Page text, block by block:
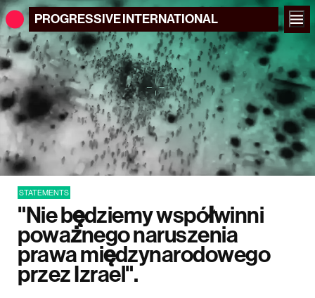
PROGRESSIVEINTERNATIONAL
STATEMENTS
"Nie będziemy współwinni
poważnego naruszenia
prawa międzynarodowego
przez Izrael".